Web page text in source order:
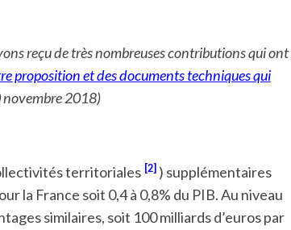
reçu de très nombreuses contributions qui ont
proposition et des documents techniques qui
2018)
territoriales [2]) supplémentaires
la France soit 0,4 à 0,8% du PIB. Au niveau
similaires, soit 100 milliards d’euros par